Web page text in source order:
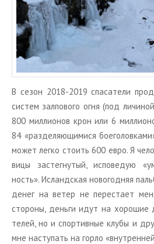
В сезон 2018-2019 спа­са­те­ли
си­стем зал­по­во­го огня (под
800 мил­ли­о­нов крон или 6
84 «раз­де­ля­ю­щи­ми­ся
может легко сто­ить 600 евро. Я
ви­цы за­стег­ну­тый, ис­по­ве­дую
ность». Ис­ланд­ская но­во­год­няя
денег на ветер не пе­ре­ста­ет
сто­ро­ны, день­ги идут на хо­ро­шие
те­лей, но и спор­тив­ные клубы и
мне на­сту­пать на горло